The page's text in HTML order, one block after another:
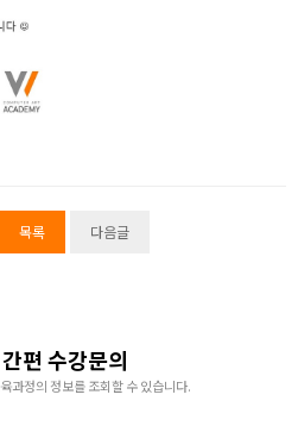
목록 다음글
편 수강문의
과정의 정보를 조회할 수 있습니다.